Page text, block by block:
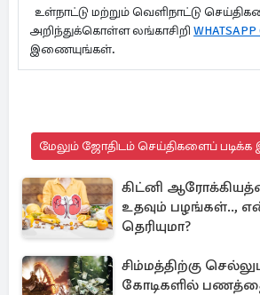
உள்நாட்டு மற்றும் வெளிநாட்டு
அறிந்துக்கொள்ள லங்காசிறி
இணையுங்கள்.
மேலும் ஜோதிடம் செய்திகளைப் படிக்க
கிட்னி
உதவும் பழங்கள்..,
தெரியுமா?
சிம்மத்திற்கு
கோடிகளில்